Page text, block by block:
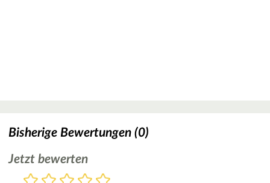
Bisherige Bewertungen (0)
Jetzt bewerten
Bewertung
5
4
3
2
1